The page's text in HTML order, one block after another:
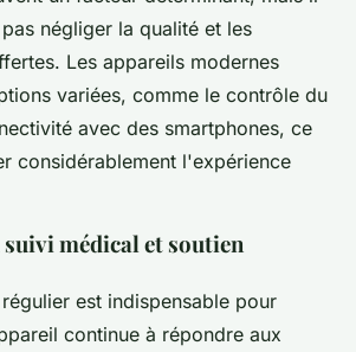
négliger la qualité et les
Les appareils modernes
variées, comme le contrôle du
avec des smartphones, ce
considérablement l'expérience
médical et soutien
est indispensable pour
continue à répondre aux